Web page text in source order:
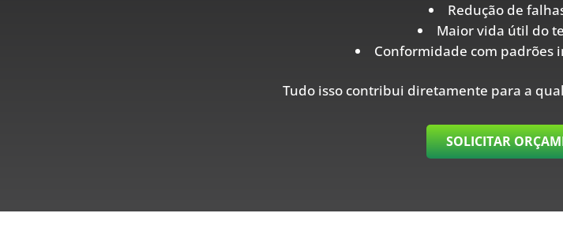
Redução de
Maior vida útil do
Conformidade com padrões
Tudo isso contribui diretamente para a
SOLICITAR